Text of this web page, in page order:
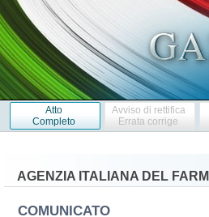
Atto
Completo
Avviso di rettifica
Errata corrige
AGENZIA ITALIANA DEL
COMUNICATO